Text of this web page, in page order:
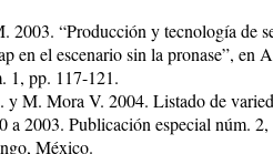
2003. “Producción y tecnología de
en el escenario sin la pronase”, en
1, pp. 117-121.
y M. Mora V. 2004. Listado de
a 2003. Publicación especial núm. 2,
México.